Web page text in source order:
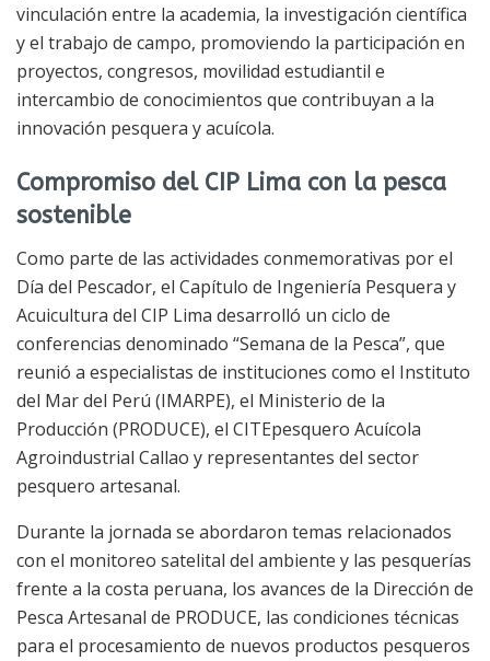
vinculación entre la academia, la investigación científica
y el trabajo de campo, promoviendo la participación en
proyectos, congresos, movilidad estudiantil e
intercambio de conocimientos que contribuyan a la
innovación pesquera y acuícola.
Compromiso del CIP Lima con la pesca
sostenible
Como parte de las actividades conmemorativas por el
Día del Pescador, el Capítulo de Ingeniería Pesquera y
Acuicultura del CIP Lima desarrolló un ciclo de
conferencias denominado “Semana de la Pesca”, que
reunió a especialistas de instituciones como el Instituto
del Mar del Perú (IMARPE), el Ministerio de la
Producción (PRODUCE), el CITEpesquero Acuícola
Agroindustrial Callao y representantes del sector
pesquero artesanal.
Durante la jornada se abordaron temas relacionados
con el monitoreo satelital del ambiente y las pesquerías
frente a la costa peruana, los avances de la Dirección de
Pesca Artesanal de PRODUCE, las condiciones técnicas
para el procesamiento de nuevos productos pesqueros